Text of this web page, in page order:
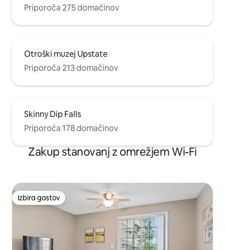
Priporoča 275 domačinov
Otroški muzej Upstate
Priporoča 213 domačinov
Skinny Dip Falls
Priporoča 178 domačinov
Zakup stanovanj z omrežjem Wi-Fi
Izbira gostov
Izbira gostov